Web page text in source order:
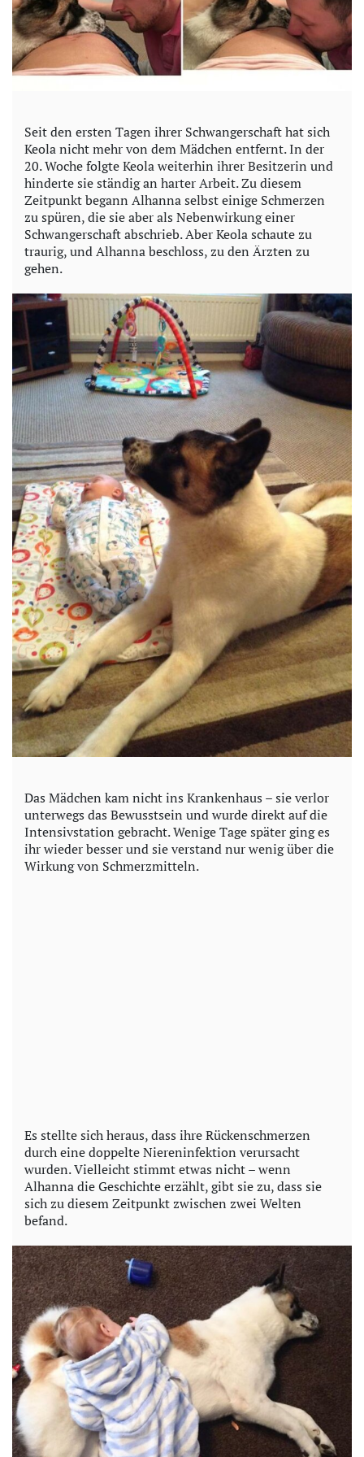
Seit den ersten Tagen ihrer Schwangerschaft hat sich
Keola nicht mehr von dem Mädchen entfernt. In der
20. Woche folgte Keola weiterhin ihrer Besitzerin und
hinderte sie ständig an harter Arbeit. Zu diesem
Zeitpunkt begann Alhanna selbst einige Schmerzen
zu spüren, die sie aber als Nebenwirkung einer
Schwangerschaft abschrieb. Aber Keola schaute zu
traurig, und Alhanna beschloss, zu den Ärzten zu
gehen.
Das Mädchen kam nicht ins Krankenhaus – sie verlor
unterwegs das Bewusstsein und wurde direkt auf die
Intensivstation gebracht. Wenige Tage später ging es
ihr wieder besser und sie verstand nur wenig über die
Wirkung von Schmerzmitteln.
Es stellte sich heraus, dass ihre Rückenschmerzen
durch eine doppelte Niereninfektion verursacht
wurden. Vielleicht stimmt etwas nicht – wenn
Alhanna die Geschichte erzählt, gibt sie zu, dass sie
sich zu diesem Zeitpunkt zwischen zwei Welten
befand.